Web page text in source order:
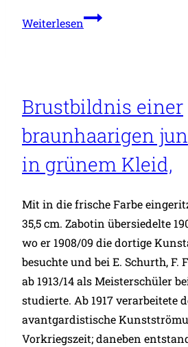
WeiterlesenStehender
Brustbildnis einer
braunhaarigen
in grünem Kleid,
Mit in die frische Farbe
35,5 cm. Zabotin übersiedelte
wo er 1908/09 die dortige
besuchte und bei E. Schurth, F.
ab 1913/14 als Meisterschüler
studierte. Ab 1917 verarbeitete
avantgardistische
Vorkriegszeit; daneben